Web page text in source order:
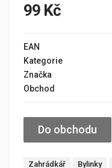
99 Kč
EAN
Kategorie
Značka
Obchod
Do obchodu
Zahrádkář Bylinky